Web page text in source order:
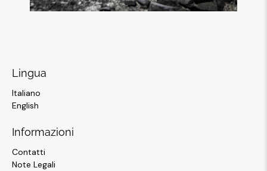
Lingua
Italiano
English
Informazioni
Contatti
Note Legali